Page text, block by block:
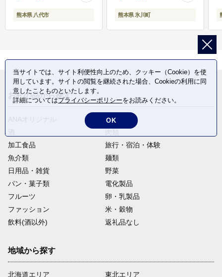
熊本県 八代市 熊本県 氷川町
お礼の品から探す
定期便
加工食品
旅行・宿泊・体験
魚介類
麺類
日用品・雑貨
野菜
パン・菓子類
電化製品
フルーツ
卵・乳製品
ファッション
米・穀物
飲料(酒以外)
返礼品なし
地域から探す
北海道エリア
東北エリア
当サイトでは、サイト利便性向上のため、クッキー（Cookie）を使
用しています。サイトの閲覧を継続された場合、Cookieの利用に同
意したことものといたします。
詳細についてはプライバシーポリシーをお読みください。
OK